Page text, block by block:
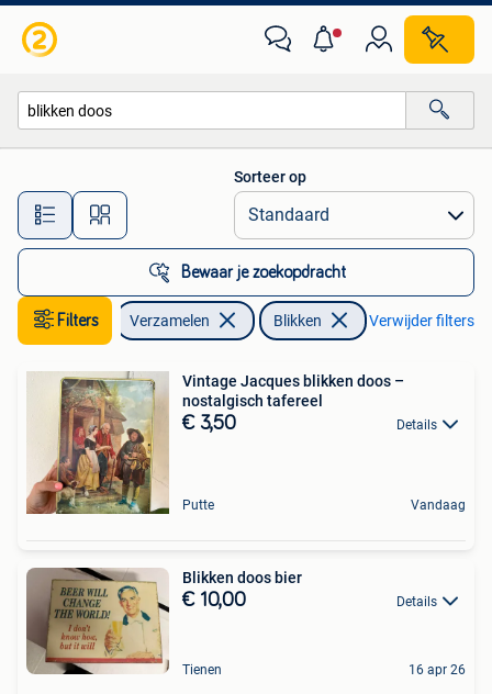
Alle afstanden…
Sorteer op
Bewaar je zoekopdracht
Filters Verzamelen Blikken Verwijder filters
Vintage Jacques blikken doos –
nostalgisch tafereel
€ 3,50 Details
Putte Vandaag
Blikken doos bier
€ 10,00 Details
Tienen 16 apr 26